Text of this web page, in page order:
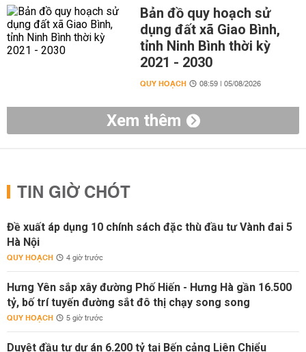
Bản đồ quy hoạch sử
dụng đất xã Giao Bình,
tỉnh Ninh Bình thời kỳ
2021 - 2030
QUY HOẠCH 08:59 | 05/08/2026
Xem thêm
TIN GIỜ CHÓT
Đề xuất áp dụng 10 chính sách đặc thù đầu tư Vành đai 5
Hà Nội
QUY HOẠCH 4 giờ trước
Hưng Yên sắp xây đường Phố Hiến - Hưng Hà gần 16.500
tỷ, bố trí tuyến đường sắt đô thị chạy song song
QUY HOẠCH 5 giờ trước
Duyệt đầu tư dự án 6.200 tỷ tại Bến cảng Liên Chiểu